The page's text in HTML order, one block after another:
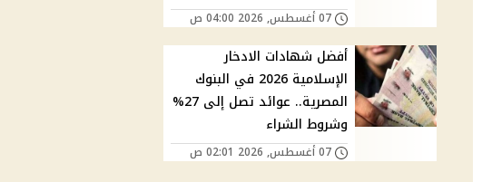
07 أغسطس, 2026 04:00 ص
أفضل شهادات الادخار
الإسلامية 2026 في البنوك
المصرية.. عوائد تصل إلى 27%
وشروط الشراء
07 أغسطس, 2026 02:01 ص